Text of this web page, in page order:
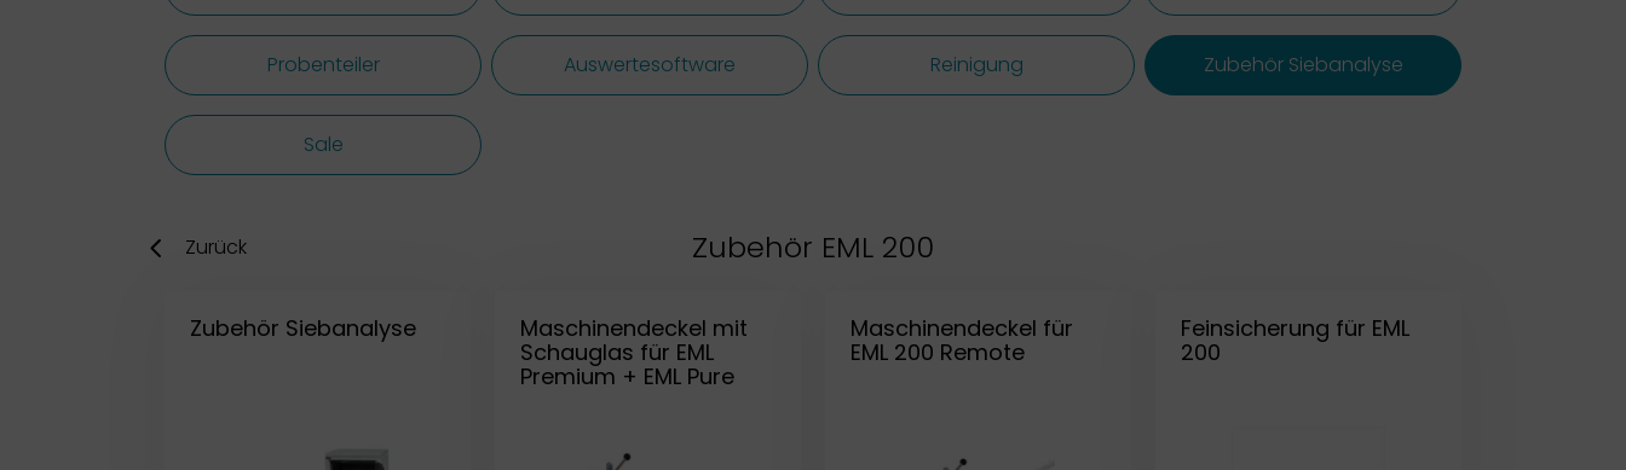
Probenteiler Auswertesoftware Reinigung Zubehör Siebanalyse
Sale
Zurück Zubehör EML 200
Zubehör Siebanalyse
Maschinendeckel mit
Schauglas für EML
Premium + EML Pure
Maschinendeckel für
EML 200 Remote
Feinsicherung für EML
200